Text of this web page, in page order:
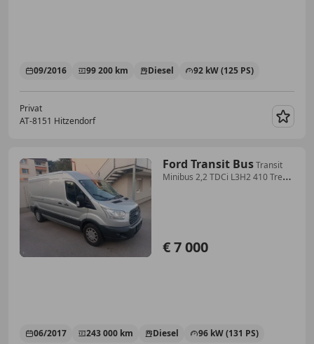
09/2016 99 200 km Diesel 92 kW (125 PS)
Privat
AT-8151 Hitzendorf
Ford Transit BusTransit
Minibus 2,2 TDCi L3H2 410 Trend
€ 7 000
06/2017 243 000 km Diesel 96 kW (131 PS)